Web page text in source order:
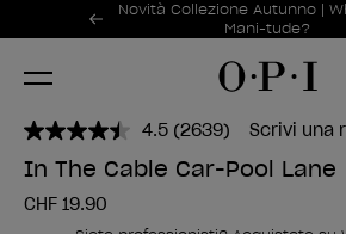
Offerte promozionali
Novità Collezione Autunno |
Mani-tude?
Item 1 of 2
4.5 Leggi
2639
recensioni.
(2639) Scrivi una
In The Cable Car-Pool Lane
CHF 19.90